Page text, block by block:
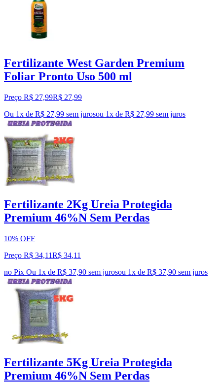
Fertilizante West Garden Premium
Foliar Pronto Uso 500 ml
Preço R$ 27,99R$ 27,99
Ou 1x de R$ 27,99 sem jurosou 1x de R$ 27,99 sem juros
Fertilizante 2Kg Ureia Protegida
Premium 46%N Sem Perdas
10% OFF
Preço R$ 34,11R$ 34,11
no Pix Ou 1x de R$ 37,90 sem jurosou 1x de R$ 37,90 sem juros
Fertilizante 5Kg Ureia Protegida
Premium 46%N Sem Perdas